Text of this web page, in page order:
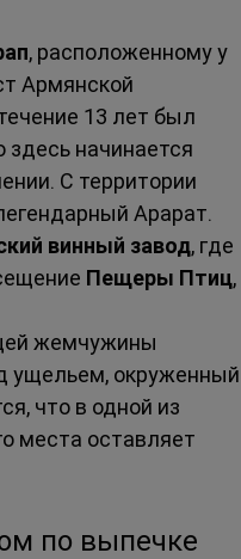
, расположенному у
Армянской
13 лет был
здесь начинается
С территории
Арарат.
винный завод, где
Пещеры Птиц,
жемчужины
ущельем, окруженный
что в одной из
места оставляет
по выпечке